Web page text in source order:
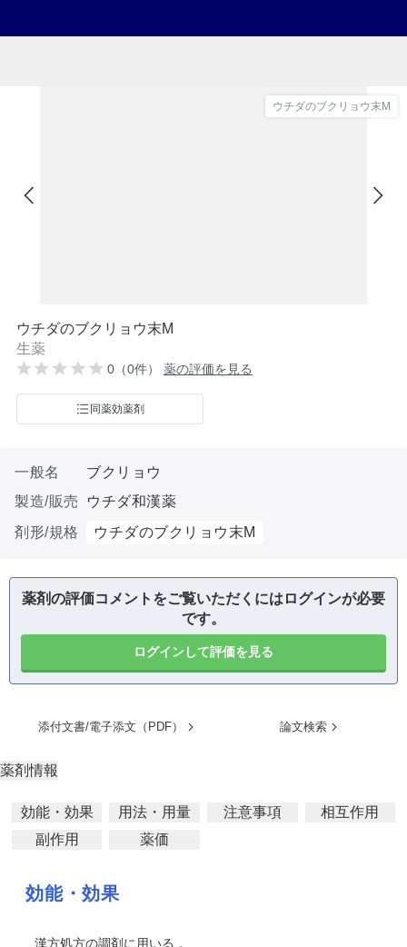
ウチダのブクリョウ末M
ウチダのブクリョウ末M
生薬
0（0件） 薬の評価を見る
同薬効薬剤
一般名
ブクリョウ
製造/販売
ウチダ和漢薬
剤形/規格
ウチダのブクリョウ末M
薬剤の評価コメントをご覧いただくにはログインが必要
です。
ログインして評価を見る
添付文書/電子添文（PDF） 論文検索
薬剤情報
効能・効果 用法・用量 注意事項
相互作用
副作用
薬価
効能・効果
漢方処方の調剤に用いる．